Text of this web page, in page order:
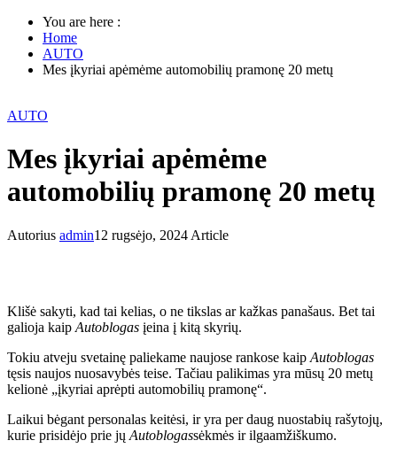
You are here :
Home
AUTO
Mes įkyriai apėmėme automobilių pramonę 20 metų
AUTO
Mes įkyriai apėmėme
automobilių pramonę 20 metų
Autorius admin12 rugsėjo, 2024 Article
Klišė sakyti, kad tai kelias, o ne tikslas ar kažkas panašaus. Bet tai
galioja kaip Autoblogas įeina į kitą skyrių.
Tokiu atveju svetainę paliekame naujose rankose kaip Autoblogas
tęsis naujos nuosavybės teise. Tačiau palikimas yra mūsų 20 metų
kelionė „įkyriai aprėpti automobilių pramonę“.
Laikui bėgant personalas keitėsi, ir yra per daug nuostabių rašytojų,
kurie prisidėjo prie jų Autoblogassėkmės ir ilgaamžiškumo.